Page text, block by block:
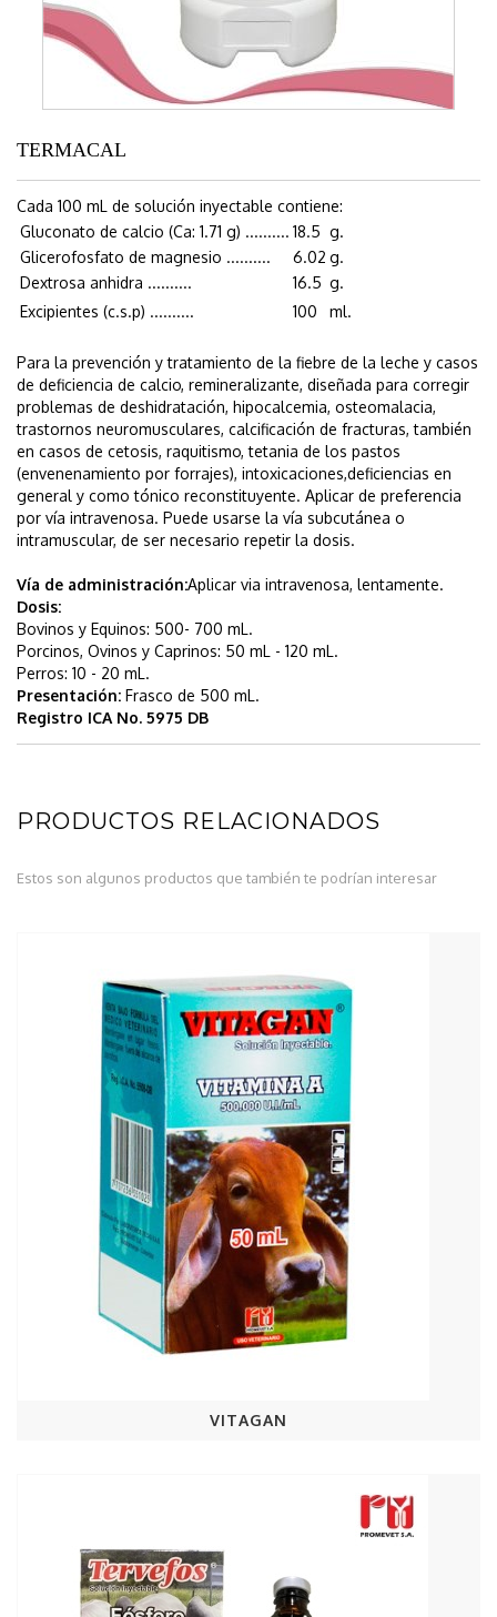
TERMACAL
Cada 100 mL de solución inyectable contiene:
Gluconato de calcio (Ca: 1.71 g) .......... 18.5 g.
Glicerofosfato de magnesio ..........
6.02 g.
Dextrosa anhidra ..........
16.5 g.
Excipientes (c.s.p) ..........
100 ml.
Para la prevención y tratamiento de la fiebre de la leche y casos
de deficiencia de calcio, remineralizante, diseñada para corregir
problemas de deshidratación, hipocalcemia, osteomalacia,
trastornos neuromusculares, calcificación de fracturas, también
en casos de cetosis, raquitismo, tetania de los pastos
(envenenamiento por forrajes), intoxicaciones,deficiencias en
general y como tónico reconstituyente. Aplicar de preferencia
por vía intravenosa. Puede usarse la vía subcutánea o
intramuscular, de ser necesario repetir la dosis.
Vía de administración:Aplicar via intravenosa, lentamente.
Dosis:
Bovinos y Equinos: 500- 700 mL.
Porcinos, Ovinos y Caprinos: 50 mL - 120 mL.
Perros: 10 - 20 mL.
Presentación: Frasco de 500 mL.
Registro ICA No. 5975 DB
PRODUCTOS RELACIONADOS
Estos son algunos productos que también te podrían interesar
VITAGAN